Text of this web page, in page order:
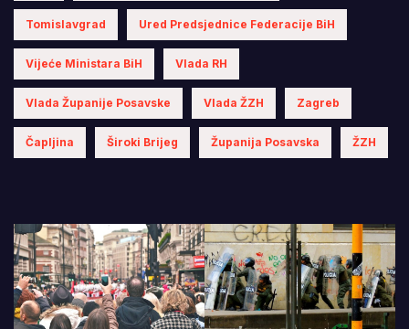
Tomislavgrad Ured Predsjednice Federacije BiH
Vijeće Ministara BiH Vlada RH
Vlada Županije Posavske Vlada ŽZH Zagreb
Čapljina Široki Brijeg Županija Posavska ŽZH